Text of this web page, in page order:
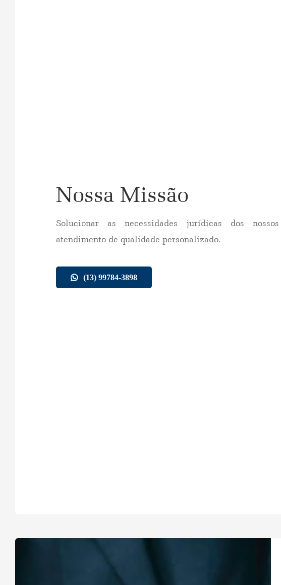
Nossa Missão
Solucionar as necessidades jurídicas dos
atendimento de qualidade personalizado.
(13) 99784-3898